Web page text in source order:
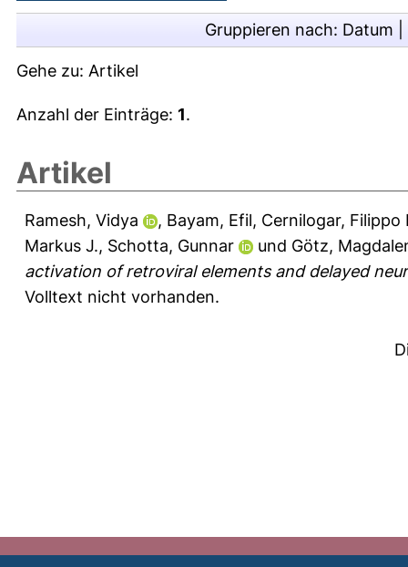
Gruppieren nach: Datum
Gehe zu: Artikel
Anzahl der Einträge: 1.
Artikel
Ramesh, Vidya , Bayam, Efil, Cernilogar, Filippo
Markus J., Schotta, Gunnar und Götz,
activation of retroviral elements and delayed
Volltext nicht vorhanden.